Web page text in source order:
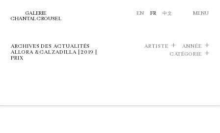
GALERIE
CHANTAL CROUSEL
EN FR 中文 MENU
ARCHIVES DES ACTUALITÉS
ALLORA & CALZADILLA | 2019 |
PRIX
ARTISTE
ANNÉE
CATÉGORIE